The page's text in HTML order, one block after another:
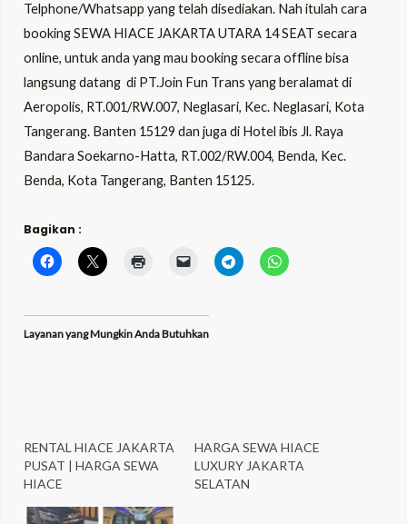
Telphone/Whatsapp yang telah disediakan. Nah itulah cara
bookingSEWA HIACE JAKARTA UTARA 14 SEAT secara
online, untuk anda yang mau booking secara offline bisa
langsung datang di PT.Join Fun Trans yang beralamat di
Aeropolis, RT.001/RW.007, Neglasari, Kec. Neglasari, Kota
Tangerang. Banten 15129 dan juga di Hotel ibis Jl. Raya
Bandara Soekarno-Hatta, RT.002/RW.004, Benda, Kec.
Benda, Kota Tangerang, Banten 15125.
Bagikan :
Layanan yang Mungkin Anda Butuhkan
RENTAL HIACE JAKARTA
PUSAT | HARGA SEWA
HIACE
HARGA SEWA HIACE
LUXURY JAKARTA
SELATAN